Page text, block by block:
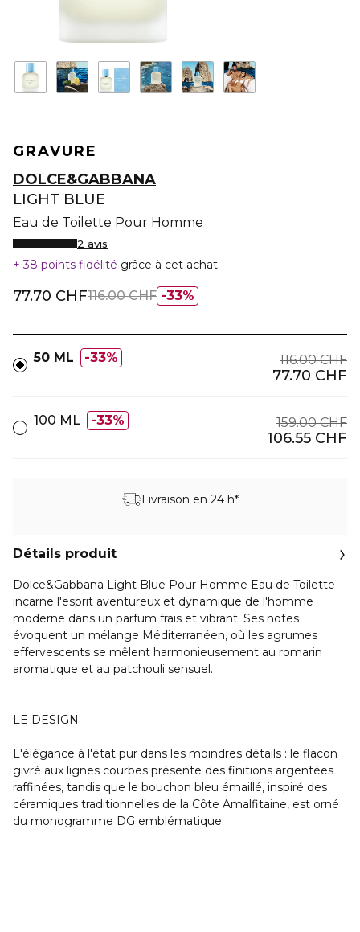
GRAVURE
DOLCE&GABBANA
LIGHT BLUE
Eau de Toilette Pour Homme
2 avis
38 points fidélité grâce à cet achat
33%
77.70 CHF116.00 CHF
50 ML 33% 116.00 CHF
77.70 CHF
100 ML 33% 159.00 CHF
106.55 CHF
Livraison en 24 h*
Détails produit
Dolce&Gabbana Light Blue Pour Homme Eau de Toilette
incarne l'esprit aventureux et dynamique de l'homme
moderne dans un parfum frais et vibrant. Ses notes
évoquent un mélange Méditerranéen, où les agrumes
effervescents se mêlent harmonieusement au romarin
aromatique et au patchouli sensuel.
LE DESIGN
L'élégance à l'état pur dans les moindres détails : le flacon
givré aux lignes courbes présente des finitions argentées
raffinées, tandis que le bouchon bleu émaillé, inspiré des
céramiques traditionnelles de la Côte Amalfitaine, est orné
du monogramme DG emblématique.